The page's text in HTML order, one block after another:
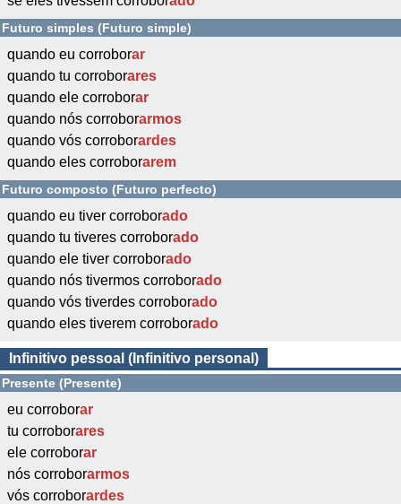
Futuro simples (Futuro simple)
quando eu corroborar
quando tu corroborares
quando ele corroborar
quando nós corroborarmos
quando vós corroborardes
quando eles corroborarem
Futuro composto (Futuro perfecto)
quando eu tiver corroborado
quando tu tiveres corroborado
quando ele tiver corroborado
quando nós tivermos corroborado
quando vós tiverdes corroborado
quando eles tiverem corroborado
Infinitivo pessoal (Infinitivo personal)
Presente (Presente)
eu corroborar
tu corroborares
ele corroborar
nós corroborarmos
vós corroborardes